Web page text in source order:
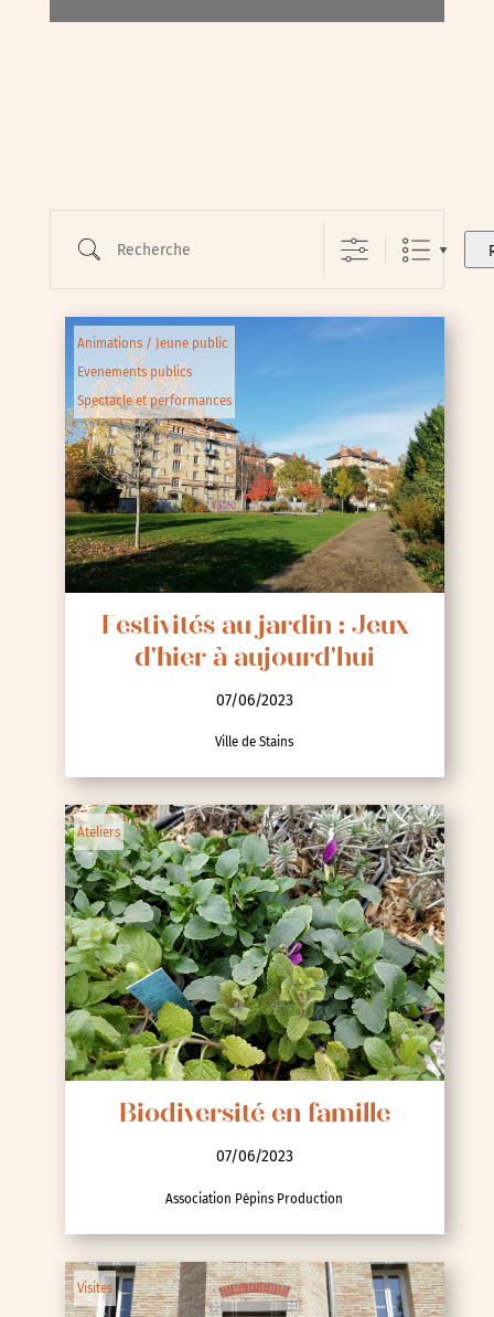
Animations / Jeune public
Evenements publics
Spectacle et performances
Festivités au jardin : Jeux
d'hier à aujourd'hui
07/06/2023
Ville de Stains
Ateliers
Biodiversité en famille
07/06/2023
Association Pépins Production
Visites